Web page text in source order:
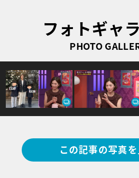
フォトギャ
PHOTO
この記事の写真